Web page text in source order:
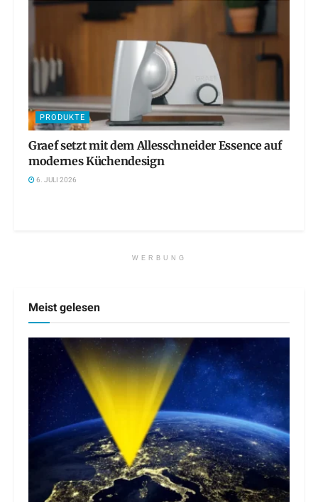
PRODUKTE
Graef setzt mit dem Allesschneider Essence auf
modernes Küchendesign
6. JULI 2026
WERBUNG
Meist gelesen